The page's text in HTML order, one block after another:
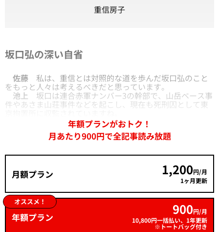
重信房子
坂口弘の深い自省
佐藤 私は、重信とは対照的な道を歩んだ坂口弘のこと
をもっと人々は考えるべきだと思っています。
池上 坂口は連合赤軍ナンバー3の幹部で、山岳ベース事
件やあさま山荘事件などを起こし、現在も死刑囚として東
年額プランがおトク！
月あたり900円で全記事読み放題
月額プラン 1,200円/月
1ヶ月更新
オススメ！
年額プラン 900円/月
10,800円一括払い、1年更新
※トートバッグ付き